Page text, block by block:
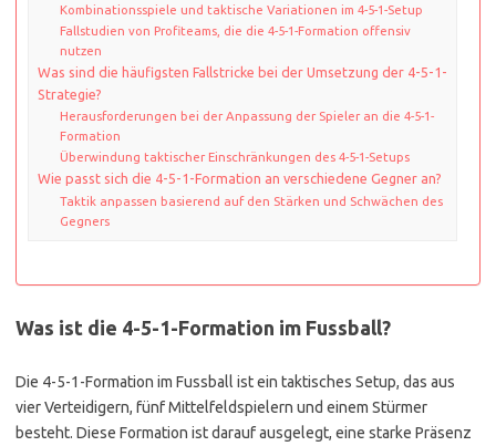
Kombinationsspiele und taktische Variationen im 4-5-1-Setup
Fallstudien von Profiteams, die die 4-5-1-Formation offensiv
nutzen
Was sind die häufigsten Fallstricke bei der Umsetzung der 4-5-1-
Strategie?
Herausforderungen bei der Anpassung der Spieler an die 4-5-1-
Formation
Überwindung taktischer Einschränkungen des 4-5-1-Setups
Wie passt sich die 4-5-1-Formation an verschiedene Gegner an?
Taktik anpassen basierend auf den Stärken und Schwächen des
Gegners
Was ist die 4-5-1-Formation im Fussball?
Die 4-5-1-Formation im Fussball ist ein taktisches Setup, das aus
vier Verteidigern, fünf Mittelfeldspielern und einem Stürmer
besteht. Diese Formation ist darauf ausgelegt, eine starke Präsenz